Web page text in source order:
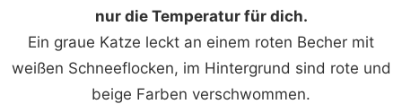
nur die Temperatur für dich.
Ein graue Katze leckt an einem roten Becher mit
weißen Schneeflocken, im Hintergrund sind rote und
beige Farben verschwommen.